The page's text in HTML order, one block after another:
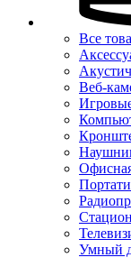
Все
Веб-
Умный